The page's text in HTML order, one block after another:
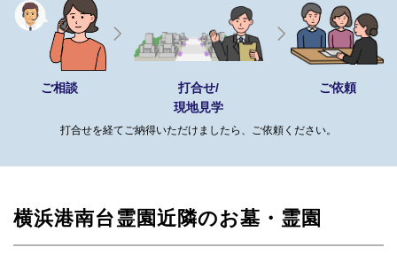
ご相談
打合せ/
現地見学
ご依頼
打合せを経てご納得いただけましたら、ご依頼ください。
横浜港南台霊園近隣のお墓・霊園